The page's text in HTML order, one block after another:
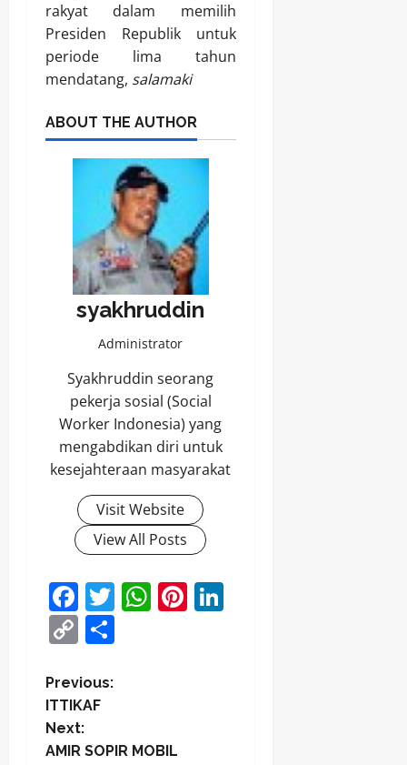
rakyat dalam memilih
Presiden Republik untuk
periode lima tahun
mendatang, salamaki
ABOUT THE AUTHOR
syakhruddin
Administrator
Syakhruddin seorang
pekerja sosial (Social
Worker Indonesia) yang
mengabdikan diri untuk
kesejahteraan masyarakat
Visit Website
View All Posts
Facebook
Twitter
WhatsApp
Pinterest
Copy
P
o
Previous:
ITTIKAF
Next:
AMIR SOPIR MOBIL